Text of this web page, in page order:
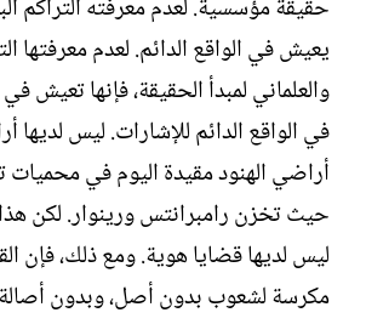
حقيقة مؤسسية. لعدم معرفته التراكم
يعيش في الواقع الدائم. لعدم معرفتها
والعلماني لمبدأ الحقيقة، فإنها تعيش
في الواقع الدائم للإشارات. ليس لديها
أراضي الهنود مقيدة اليوم في محميات
حيث تخزن رامبرانتس ورينوار. لكن
ليس لديها قضايا هوية. ومع ذلك، فإن
مكرسة لشعوب بدون أصل، وبدون